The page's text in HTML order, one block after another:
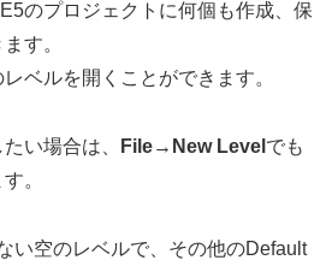
のプロジェクトに何個も作成、保
す。
ベルを開くことができます。
い場合は、 File→New Level でも
。
い空のレベルで、その他のDefault